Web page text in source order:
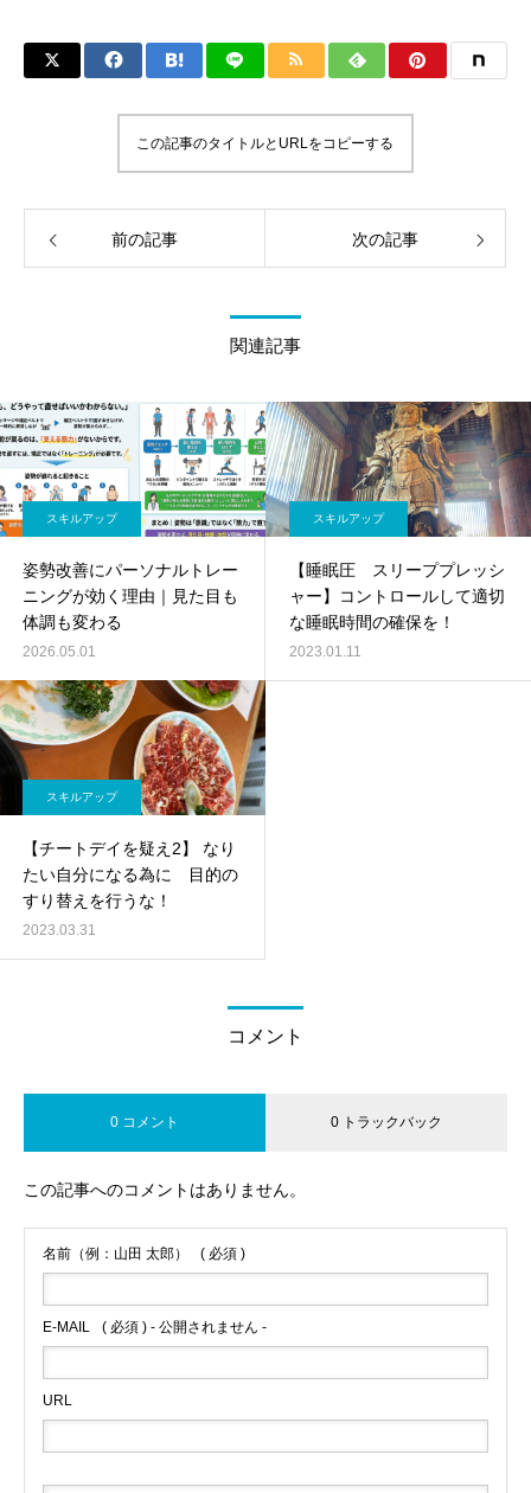
この記事のタイトルとURLをコピーする
前の記事 次の記事
関連記事
スキルアップ
姿勢改善にパーソナルトレー
ニングが効く理由｜見た目も
体調も変わる
2026.05.01
スキルアップ
【睡眠圧 スリーププレッシ
ャー】コントロールして適切
な睡眠時間の確保を！
2023.01.11
スキルアップ
【チートデイを疑え2】 なり
たい自分になる為に 目的の
すり替えを行うな！
2023.03.31
コメント
0 コメント 0 トラックバック
この記事へのコメントはありません。
名前（例：山田 太郎） ( 必須 )
E-MAIL ( 必須 ) - 公開されません -
URL